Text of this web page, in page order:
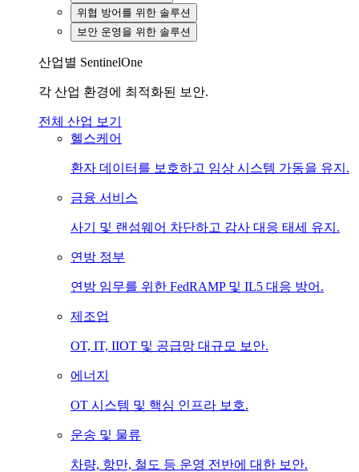
위협 방어를 위한 솔루션
보안 운영을 위한 솔루션
산업별 SentinelOne
각 산업 환경에 최적화된 보안.
전체 산업 보기
헬스케어
환자 데이터를 보호하고 임상 시스템 가동을 유지.
금융 서비스
사기 및 랜섬웨어 차단하고 감사 대응 태세 유지.
연방 정부
연방 임무를 위한 FedRAMP 및 IL5 대응 방어.
제조업
OT, IT, IIOT 및 공급망 대규모 보안.
에너지
OT 시스템 및 핵심 인프라 보호.
운송 및 물류
차량, 항만, 철도 등 운영 전반에 대한 보안.